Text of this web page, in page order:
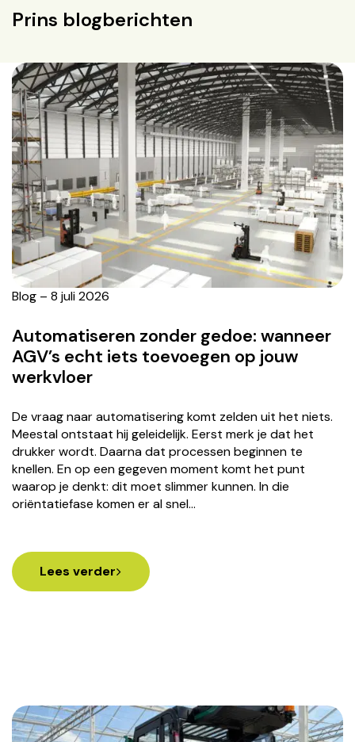
Prins blogberichten
Automatiseren zonder gedoe: wanneer
AGV’s echt iets toevoegen op jouw
werkvloer
Blog – 8 juli 2026
De vraag naar automatisering komt zelden uit het niets.
Meestal ontstaat hij geleidelijk. Eerst merk je dat het
drukker wordt. Daarna dat processen beginnen te
knellen. En op een gegeven moment komt het punt
waarop je denkt: dit moet slimmer kunnen. In die
oriëntatiefase komen er al snel…
Lees verder